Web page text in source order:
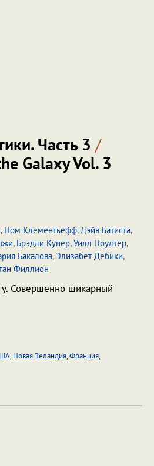
Часть 3 /
Galaxy Vol. 3
, Пом Клементьефф,Дэйв Батиста,
, Брэдли Купер,Уилл Поултер,
Бакалова,Элизабет Дебики,
Филлион
Совершенно шикарный
,Новая Зеландия,Франция,